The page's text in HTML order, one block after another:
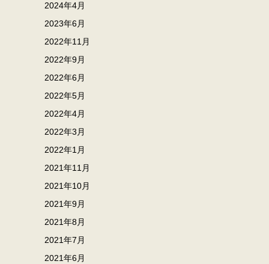
2024年4月
2023年6月
2022年11月
2022年9月
2022年6月
2022年5月
2022年4月
2022年3月
2022年1月
2021年11月
2021年10月
2021年9月
2021年8月
2021年7月
2021年6月